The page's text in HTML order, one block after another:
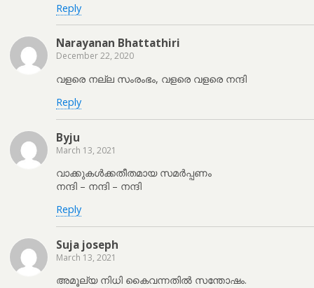
Reply
Narayanan Bhattathiri
December 22, 2020
വളരെ നല്ല സംരംഭം, വളരെ വളരെ നന്ദി
Reply
Byju
March 13, 2021
വാക്കുകൾക്കതീതമായ സമർപ്പണം
നന്ദി – നന്ദി – നന്ദി
Reply
Suja joseph
March 13, 2021
അമൂല്യ നിധി കൈവന്നതിൽ സന്തോഷം.